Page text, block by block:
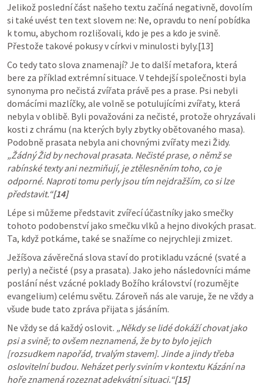
Jelikož poslední část našeho textu začíná negativně, dovolím
si také uvést ten text slovem ne: Ne, opravdu to není pobídka
k tomu, abychom rozlišovali, kdo je pes a kdo je svině.
Přestože takové pokusy v církvi v minulosti byly.[13]
Co tedy tato slova znamenají? Je to další metafora, která
bere za příklad extrémní situace. V tehdejší společnosti byla
synonyma pro nečistá zvířata právě pes a prase. Psi nebyli
domácími mazlíčky, ale volně se potulujícími zvířaty, která
nebyla v oblibě. Byli považováni za nečisté, protože ohryzávali
kosti z chrámu (na kterých byly zbytky obětovaného masa).
„Žádný Žid by nechoval prasata. Nečisté prase, o němž se
rabínské texty ani nezmiňují, je ztělesněním toho, co je
odporné. Naproti tomu perly jsou tím nejdražším, co si lze
představit.“[14]
Lépe si můžeme představit zvířecí účastníky jako smečky
tohoto podobenství jako smečku vlků a hejno divokých prasat.
Ta, když potkáme, také se snažíme co nejrychleji zmizet.
Ježíšova závěrečná slova staví do protikladu vzácné (svaté a
perly) a nečisté (psy a prasata). Jako jeho následovníci máme
poslání nést vzácné poklady Božího království (rozumějte
evangelium) celému světu. Zároveň nás ale varuje, že ne vždy a
všude bude tato zpráva přijata s jásáním.
Ne vždy se dá každý oslovit. „Někdy se lidé dokáží chovat jako
psi a svině; to ovšem neznamená, že by to bylo jejich
[rozsudkem napořád, trvalým stavem]. Jinde a jindy třeba
oslovitelní budou. Neházet perly sviním v kontextu Kázání na
hoře znamená rozeznat adekvátní situaci.“[15]